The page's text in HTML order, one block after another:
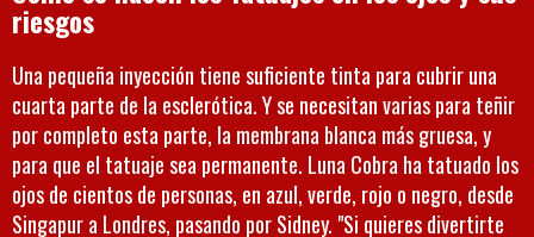
riesgos
Una pequeña inyección tiene suficiente tinta para cubrir una
cuarta parte de la esclerótica. Y se necesitan varias para teñir
por completo esta parte, la membrana blanca más gruesa, y
para que el tatuaje sea permanente. Luna Cobra ha tatuado los
ojos de cientos de personas, en azul, verde, rojo o negro, desde
Singapur a Londres, pasando por Sidney. "Si quieres divertirte